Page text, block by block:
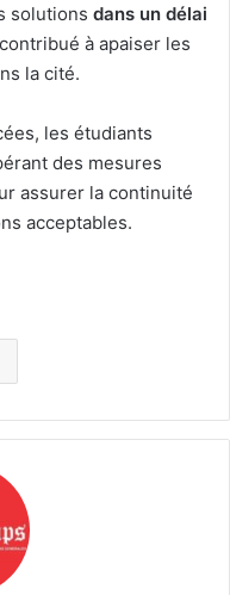
solutions dans un délai
à apaiser les
la cité.
les étudiants
des mesures
assurer la continuité
acceptables.